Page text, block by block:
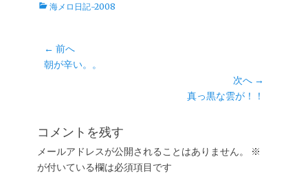
カ
ー
海メロ日記-2008
投
稿
ー
シ
ョ
← 前へ
前
朝が辛い。。
次へ →
投
真っ黒な雲が！！
コメントを残す
メールアドレスが公開されることはありません。
※
が付いている欄は必須項目です